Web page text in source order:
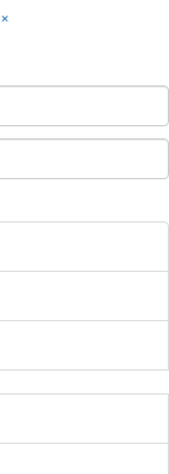
×